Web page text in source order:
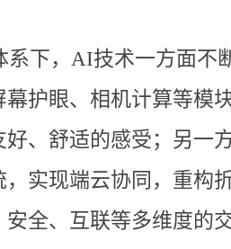
系下，AI技术一方面不
幕护眼、相机计算等模
好、舒适的感受；另一
，实现端云协同，重构
全、互联等多维度的